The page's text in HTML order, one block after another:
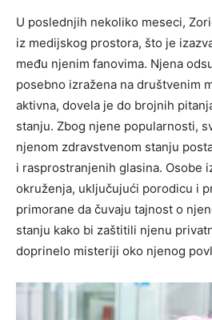
U poslednjih nekoliko meseci,
iz medijskog prostora, što je
među njenim fanovima. Njena
posebno izražena na društvenim
aktivna, dovela je do brojnih
stanju. Zbog njene popularnosti,
njenom zdravstvenom stanju
i rasprostranjenih glasina. Osobe
okruženja, uključujući porodicu i
primorane da čuvaju tajnost o
stanju kako bi zaštitili njenu
doprinelo misteriji oko njenog